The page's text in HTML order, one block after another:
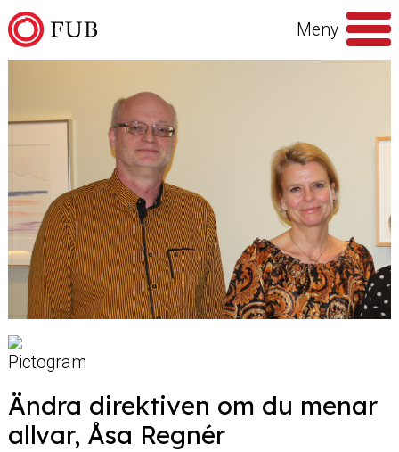
Hoppa till innehåll
Meny
Ändra direktiven om du menar
allvar, Åsa Regnér